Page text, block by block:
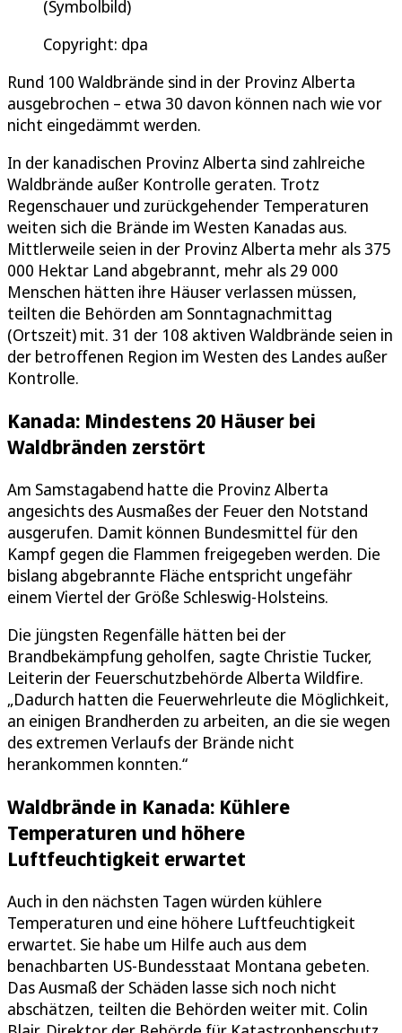
(Symbolbild)
Copyright: dpa
Rund 100 Waldbrände sind in der Provinz Alberta
ausgebrochen – etwa 30 davon können nach wie vor
nicht eingedämmt werden.
In der kanadischen Provinz Alberta sind zahlreiche
Waldbrände außer Kontrolle geraten. Trotz
Regenschauer und zurückgehender Temperaturen
weiten sich die Brände im Westen Kanadas aus.
Mittlerweile seien in der Provinz Alberta mehr als 375
000 Hektar Land abgebrannt, mehr als 29 000
Menschen hätten ihre Häuser verlassen müssen,
teilten die Behörden am Sonntagnachmittag
(Ortszeit) mit. 31 der 108 aktiven Waldbrände seien in
der betroffenen Region im Westen des Landes außer
Kontrolle.
Kanada: Mindestens 20 Häuser bei
Waldbränden zerstört
Am Samstagabend hatte die Provinz Alberta
angesichts des Ausmaßes der Feuer den Notstand
ausgerufen. Damit können Bundesmittel für den
Kampf gegen die Flammen freigegeben werden. Die
bislang abgebrannte Fläche entspricht ungefähr
einem Viertel der Größe Schleswig-Holsteins.
Die jüngsten Regenfälle hätten bei der
Brandbekämpfung geholfen, sagte Christie Tucker,
Leiterin der Feuerschutzbehörde Alberta Wildfire.
„Dadurch hatten die Feuerwehrleute die Möglichkeit,
an einigen Brandherden zu arbeiten, an die sie wegen
des extremen Verlaufs der Brände nicht
herankommen konnten.“
Waldbrände in Kanada: Kühlere
Temperaturen und höhere
Luftfeuchtigkeit erwartet
Auch in den nächsten Tagen würden kühlere
Temperaturen und eine höhere Luftfeuchtigkeit
erwartet. Sie habe um Hilfe auch aus dem
benachbarten US-Bundesstaat Montana gebeten.
Das Ausmaß der Schäden lasse sich noch nicht
abschätzen, teilten die Behörden weiter mit. Colin